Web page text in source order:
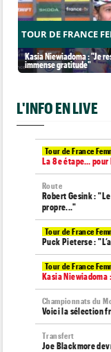
TOUR DE FRANCE
Kasia Niewiadoma : "Je
immense gratitude"
L'INFO EN LIVE
Tour de France
La 8e étape… pour
Route
Robert Gesink :
propre..."
Tour de France
Puck Pieterse :
Tour de France
Kasia
Championnats du
Voici la sélection
Transfert
Joe Blackmore